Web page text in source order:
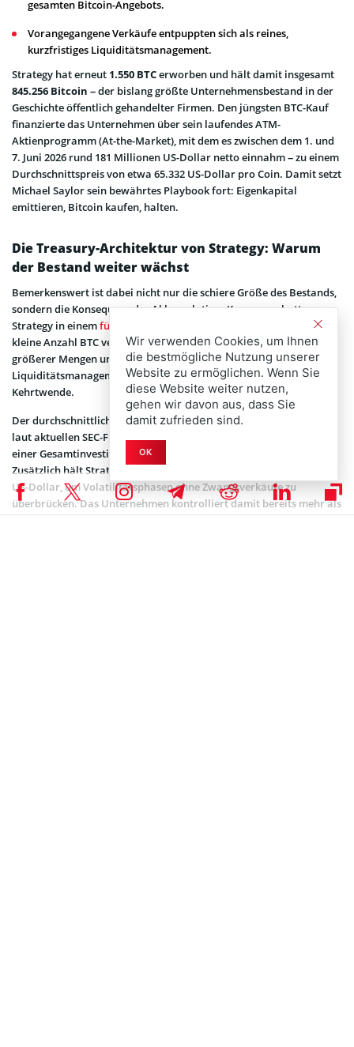
gesamten Bitcoin-Angebots.
Vorangegangene Verkäufe entpuppten sich als reines,
kurzfristiges Liquiditätsmanagement.
Strategy hat erneut 1.550 BTCerworben und hält damit insgesamt
845.256 Bitcoin – der bislang größte Unternehmensbestand in der
Geschichte öffentlich gehandelter Firmen. Den jüngsten BTC-Kauf
finanzierte das Unternehmen über sein laufendes ATM-
Aktienprogramm (At-the-Market), mit dem es zwischen dem 1. und
7. Juni 2026 rund 181 Millionen US-Dollar netto einnahm – zu einem
Durchschnittspreis von etwa 65.332 US-Dollar pro Coin. Damit setzt
Michael Saylor sein bewährtes Playbook fort: Eigenkapital
emittieren, Bitcoin kaufen, halten.
Die Treasury-Architektur von Strategy: Warum
der Bestand weiter wächst
Bemerkenswert ist dabei nicht nur die schiere Größe des Bestands,
sondern die Konsequenz der Akkumulation. Kurz zuvor hatte
Strategy in einemfür viele Anleger überraschenden Schritt
eine
kleine Anzahl BTC veräußert – der sofortige Rückkauf deutlicher
größerer Mengen unterstreicht, dass es sich um ein taktisches
Liquiditätsmanagement handelte, nicht um eine strategische
Kehrtwende.
Der durchschnittliche Einstandspreis des Gesamtportfolios liegt
laut aktuellen SEC-Filings bei rund 75.680 US-Dollar pro BTC, bei
einer Gesamtinvestition von annähernd 64 Milliarden US-Dollar.
Zusätzlich hält Strategy eine Liquiditätsreserve von 1,0 Milliarden
US-Dollar, um Volatilitätsphasen ohne Zwangsverkäufe zu
überbrücken. Das Unternehmen kontrolliert damit bereits mehr als
2,6 Prozent des auf 21 Millionen Coins begrenzten Bitcoin-Angebots.
Wir verwenden Cookies, um Ihnen
die bestmögliche Nutzung unserer
Website zu ermöglichen. Wenn Sie
diese Website weiter nutzen,
gehen wir davon aus, dass Sie
damit zufrieden sind.
OK